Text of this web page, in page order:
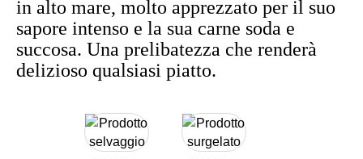
in alto mare, molto apprezzato per il suo
sapore intenso e la sua carne soda e
succosa. Una prelibatezza che renderà
delizioso qualsiasi piatto.